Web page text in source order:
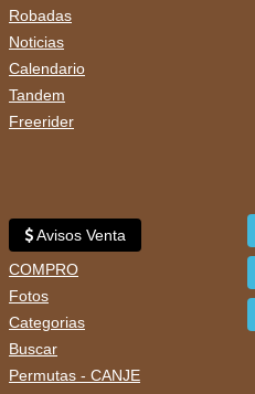
Robadas
Noticias
Calendario
Tandem
Freerider
Avisos Venta
COMPRO
Fotos
Categorias
Buscar
Permutas - CANJE